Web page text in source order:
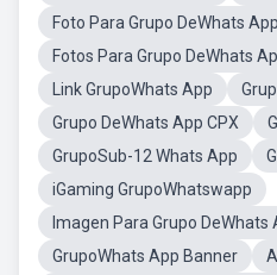
Foto Para Grupo DeWhats App
Fotos Para Grupo DeWhats
Link GrupoWhats App
Grupo DeWhats App CPX
GrupoSub-12 Whats App
iGaming GrupoWhatswapp
Imagen Para Grupo DeWhats
GrupoWhats App Banner